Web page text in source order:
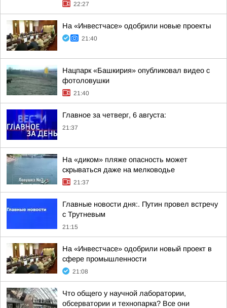
22:27
На «Инвестчасе» одобрили новые проекты
21:40
Нацпарк «Башкирия» опубликовал видео с
фотоловушки
21:40
Главное за четверг, 6 августа:
21:37
На «диком» пляже опасность может
скрываться даже на мелководье
21:37
Главные новости дня:. Путин провел встречу
с Трутневым
21:15
На «Инвестчасе» одобрили новый проект в
сфере промышленности
21:08
Что общего у научной лаборатории,
обсерватории и технопарка? Все они